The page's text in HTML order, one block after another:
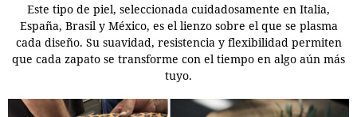
Este tipo de piel, seleccionada cuidadosamente en Italia,
España, Brasil y México, es el lienzo sobre el que se plasma
cada diseño. Su suavidad, resistencia y flexibilidad permiten
que cada zapato se transforme con el tiempo en algo aún más
tuyo.